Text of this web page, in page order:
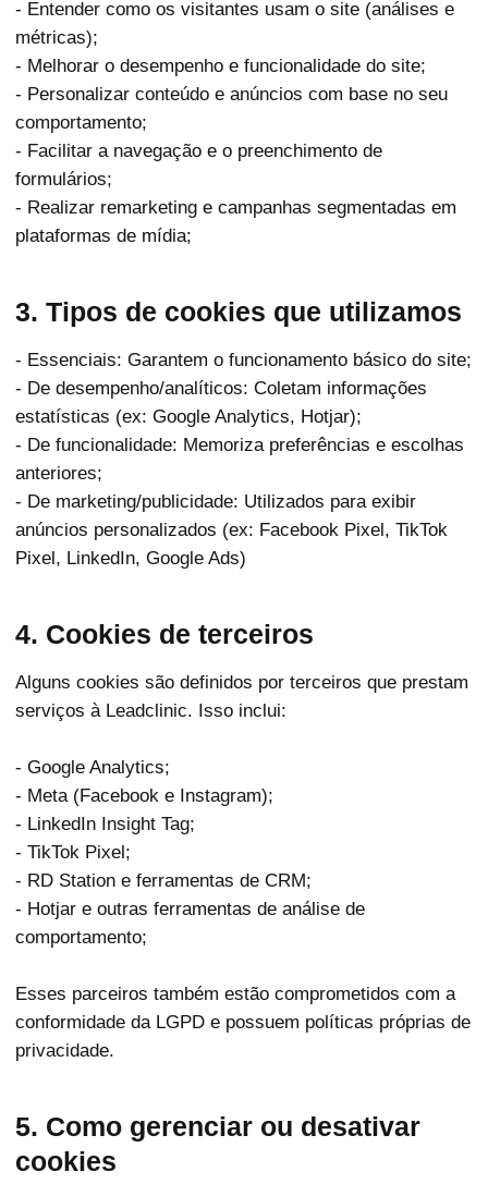
- Entender como os visitantes usam o site (análises e
métricas);
- Melhorar o desempenho e funcionalidade do site;
- Personalizar conteúdo e anúncios com base no seu
comportamento;
- Facilitar a navegação e o preenchimento de
formulários;
- Realizar remarketing e campanhas segmentadas em
plataformas de mídia;
3. Tipos de cookies que utilizamos
- Essenciais: Garantem o funcionamento básico do site;
- De desempenho/analíticos: Coletam informações
estatísticas (ex: Google Analytics, Hotjar);
- De funcionalidade: Memoriza preferências e escolhas
anteriores;
- De marketing/publicidade: Utilizados para exibir
anúncios personalizados (ex: Facebook Pixel, TikTok
Pixel, LinkedIn, Google Ads)
4. Cookies de terceiros
Alguns cookies são definidos por terceiros que prestam
serviços à Leadclinic. Isso inclui:
- Google Analytics;
- Meta (Facebook e Instagram);
- LinkedIn Insight Tag;
- TikTok Pixel;
- RD Station e ferramentas de CRM;
- Hotjar e outras ferramentas de análise de
comportamento;
Esses parceiros também estão comprometidos com a
conformidade da LGPD e possuem políticas próprias de
privacidade.
5. Como gerenciar ou desativar
cookies